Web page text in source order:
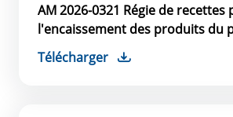
AM 2026-0321 Régie de recettes
l'encaissement des produits du
Pont Neuf
Télécharger